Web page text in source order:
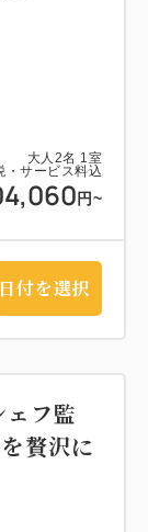
大人 2名 1 室
・サービス料込
円~
日付を選択
ェフ監
贅沢に